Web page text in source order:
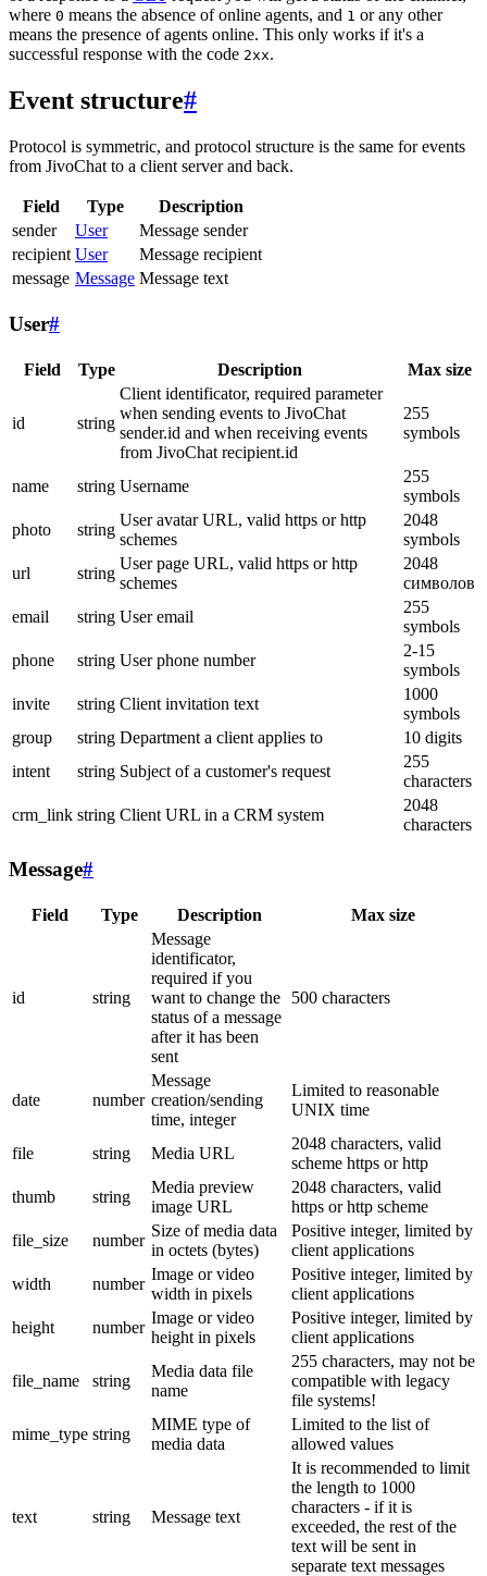
where 0 means the absence of online agents, and 1 or any other
means the presence of agents online. This only works if it's a
successful response with the code 2xx.
Event structure#
Protocol is symmetric, and protocol structure is the same for events
from JivoChat to a client server and back.
Field Type
Description
sender
User
Message sender
recipient User
Message recipient
message Message Message text
User#
Field Type Description Max size
id string
Client identificator, required parameter
when sending events to JivoChat
sender.id and when receiving events
from JivoChat recipient.id
255
symbols
name string Username
255
symbols
photo
string
User avatar URL, valid https or http
schemes
2048
symbols
url
string
User page URL, valid https or http
schemes
2048
символов
email
string User email
255
symbols
phone
string User phone number
2-15
symbols
invite
string Client invitation text
1000
symbols
group
string Department a client applies to
10 digits
intent
string Subject of a customer's request
255
characters
crm_link string Client URL in a CRM system
2048
characters
Message#
Field Type Description Max size
id string
Message
identificator,
required if you
want to change the
status of a message
after it has been
sent
500 characters
date number
Message
creation/sending
time, integer
Limited to reasonable
UNIX time
file string Media URL
2048 characters, valid
scheme https or http
thumb
string
Media preview
image URL
2048 characters, valid
https or http scheme
file_size
number
Size of media data
in octets (bytes)
Positive integer, limited by
client applications
width
number
Image or video
width in pixels
Positive integer, limited by
client applications
height
number
Image or video
height in pixels
Positive integer, limited by
client applications
file_name string
Media data file
name
255 characters, may not be
compatible with legacy
file systems!
mime_type string
MIME type of
media data
Limited to the list of
allowed values
text string Message text
It is recommended to limit
the length to 1000
characters - if it is
exceeded, the rest of the
text will be sent in
separate text messages